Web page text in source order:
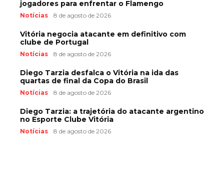
jogadores para enfrentar o Flamengo
Notícias 8 de agosto de 2026
Vitória negocia atacante em definitivo com
clube de Portugal
Notícias 8 de agosto de 2026
Diego Tarzia desfalca o Vitória na ida das
quartas de final da Copa do Brasil
Notícias 8 de agosto de 2026
Diego Tarzia: a trajetória do atacante argentino
no Esporte Clube Vitória
Notícias 8 de agosto de 2026